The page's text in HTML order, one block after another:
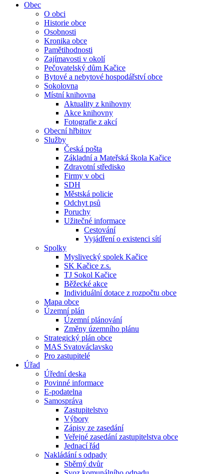
Obec
O obci
Historie obce
Osobnosti
Kronika obce
Pamětihodnosti
Zajímavosti v okolí
Pečovatelský dům Kačice
Bytové a nebytové hospodářství obce
Sokolovna
Místní knihovna
Aktuality z knihovny
Akce knihovny
Fotografie z akcí
Obecní hřbitov
Služby
Česká pošta
Základní a Mateřská škola Kačice
Zdravotní středisko
Firmy v obci
SDH
Městská policie
Odchyt psů
Poruchy
Užitečné informace
Cestování
Vyjádření o existenci sítí
Spolky
Myslivecký spolek Kačice
SK Kačice z.s.
TJ Sokol Kačice
Běžecké akce
Individuální dotace z rozpočtu obce
Mapa obce
Územní plán
Územní plánování
Změny územního plánu
Strategický plán obce
MAS Svatováclavsko
Pro zastupitelé
Úřad
Úřední deska
Povinné informace
E-podatelna
Samospráva
Zastupitelstvo
Výbory
Zápisy ze zasedání
Veřejné zasedání zastupitelstva obce
Jednací řád
Nakládání s odpady
Sběrný dvůr